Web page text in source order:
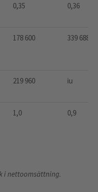
0,35 0,36
178 600 339 688*
219 960 iu
1,0 0,9
i nettoomsättning.